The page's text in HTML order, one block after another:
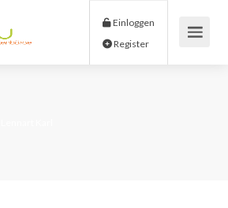
Einloggen